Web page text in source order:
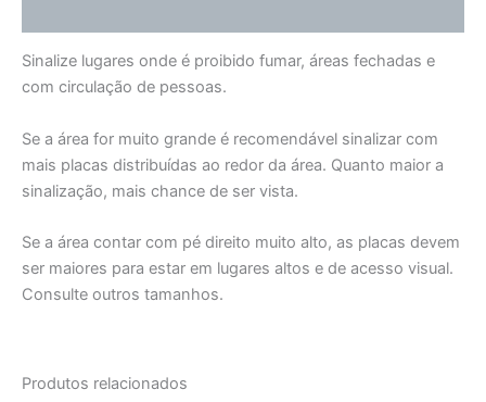
Sinalize lugares onde é proibido fumar, áreas fechadas e
com circulação de pessoas.
Se a área for muito grande é recomendável sinalizar com
mais placas distribuídas ao redor da área. Quanto maior a
sinalização, mais chance de ser vista.
Se a área contar com pé direito muito alto, as placas devem
ser maiores para estar em lugares altos e de acesso visual.
Consulte outros tamanhos.
Produtos relacionados